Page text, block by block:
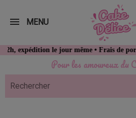
Pour les amoureux du
le jour même • Frais de port
MENU